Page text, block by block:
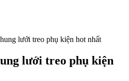
lưới treo phụ kiện hot nhất
lưới treo phụ kiện